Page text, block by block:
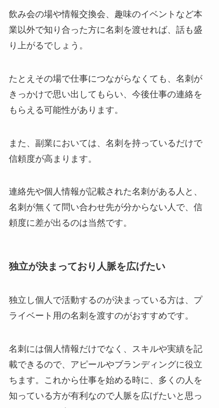
飲み会の場や情報交換会、趣味のイベントなど本
業以外で知り合った方に名刺を渡せれば、話も盛
り上がるでしょう。
たとえその場で仕事につながらなくても、名刺が
きっかけで思い出してもらい、今後仕事の連絡を
もらえる可能性があります。
また、副業においては、名刺を持っているだけで
信頼度が高まります。
連絡先や個人情報が記載された名刺がある人と、
名刺が無くて問い合わせ先が分からない人で、信
頼度に差が出るのは当然です。
独立が決まっており人脈を広げたい
独立し個人で活動するのが決まっている方は、プ
ライベート用の名刺を渡すのがおすすめです。
名刺には個人情報だけでなく、スキルや実績を記
載できるので、アピールやブランディングに役立
ちます。これから仕事を始める時に、多くの人を
知っている方が有利なので人脈を広げたいと思っ